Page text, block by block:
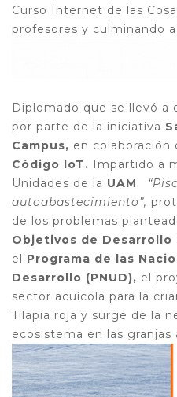
Curso Internet de las
profesores y culminando
Diplomado que se llevó a
por parte de la iniciativa
Campus, en colaboración
Código IoT. Impartido a
Unidades de la UAM. “
autoabastecimiento”,
de los problemas
Objetivos de Desarrollo
el Programa de las
Desarrollo (PNUD), el
sector acuícola para la
Tilapia roja y surge de la
ecosistema en las granjas